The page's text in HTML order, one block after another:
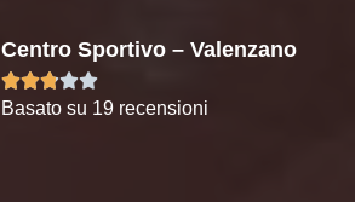
Centro Sportivo – Valenzano

Basato su 19 recensioni